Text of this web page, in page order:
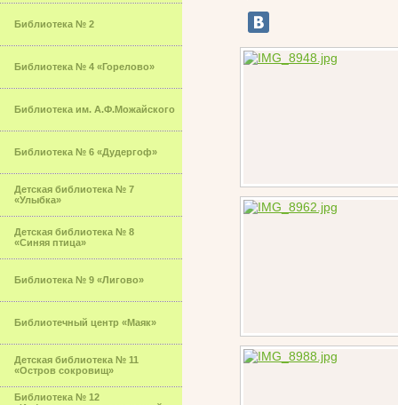
Библиотека № 2
Библиотека № 4 «Горелово»
Библиотека им. А.Ф.Можайского
Библиотека № 6 «Дудергоф»
Детская библиотека № 7
«Улыбка»
Детская библиотека № 8
«Синяя птица»
Библиотека № 9 «Лигово»
Библиотечный центр «Маяк»
Детская библиотека № 11
«Остров сокровищ»
Библиотека № 12